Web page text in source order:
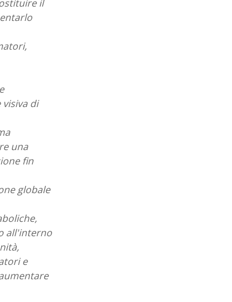
il
di
una
fin
globale
all'interno
e